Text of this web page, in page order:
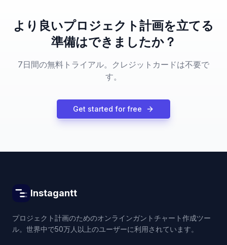
より良いプロジェクト計画を立てる
準備はできましたか？
7日間の無料トライアル。クレジットカードは不要で
す。
Get started for free
Instagantt
プロジェクト計画のためのオンラインガントチャート作成ツー
ル。世界中で50万人以上のユーザーに利用されています。